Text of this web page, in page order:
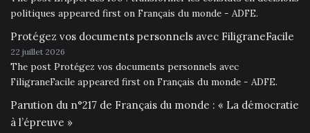
politiques appeared first on Français du monde - ADFE.
Protégez vos documents personnels avec FiligraneFacile
22 juillet 2026
The post Protégez vos documents personnels avec
FiligraneFacile appeared first on Français du monde - ADFE.
Parution du n°217 de Français du monde : « La démocratie
à l’épreuve »